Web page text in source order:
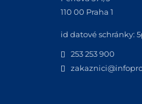
110 00 Praha 1
id datové schránky:
253 253 900